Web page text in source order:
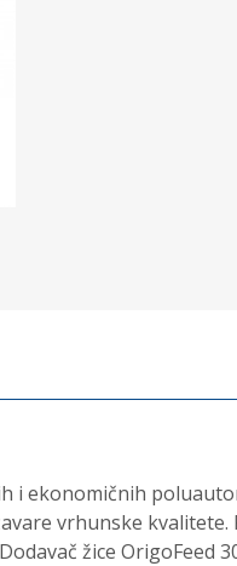
i ekonomičnih
vrhunske
žice OrigoFeed